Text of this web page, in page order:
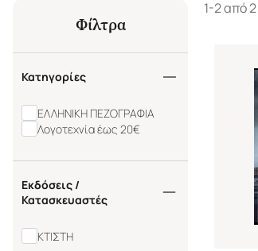
Φίλτρα
Κατηγορίες
ΕΛΛΗΝΙΚΗ ΠΕΖΟΓΡΑΦΙΑ
Λογοτεχνία έως 20€
Εκδόσεις /
Κατασκευαστές
ΚΤΙΣΤΗ
1-2 από